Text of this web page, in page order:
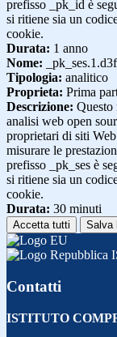
prefisso _pk_id è
si ritiene sia un
cookie.
Durata: 1 anno
Nome:
Tipologia: analitico
Proprieta: Prima
Descrizione: Questo
analisi web open
proprietari di siti
misurare le
prefisso _pk_ses è
si ritiene sia un
cookie.
Durata: 30 minuti
Accetta tutti Salva
Contatti
ISTITUTO